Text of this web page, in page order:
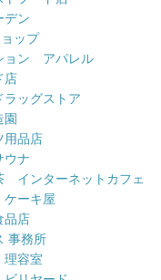
デン
ップ
ョン アパレル
店
ッグストア
用品店
ナ
インターネットカフェ
ーキ屋
品店
事務所
容室